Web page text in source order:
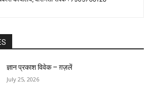
ज्ञान प्रकाश विवेक – ग़ज़लें
July 25, 2026